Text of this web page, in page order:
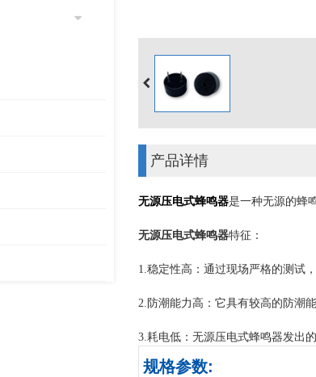
产品详情
无源压电式蜂鸣器是一种无源的蜂
无源压电式蜂鸣器特征：
1.稳定性高：通过现场严格的测试
2.防潮能力高：它具有较高的防潮
3.耗电低：无源压电式蜂鸣器发出
规格参数: